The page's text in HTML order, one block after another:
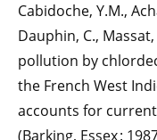
Cabidoche, Y.M.,
Dauphin, C.,
pollution by
the French West
accounts for
(Barking, Essex :